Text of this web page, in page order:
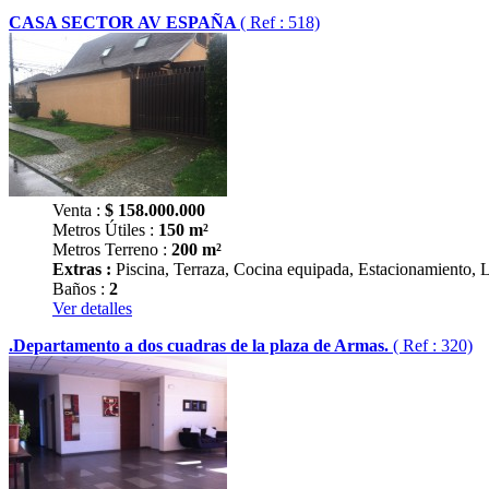
CASA SECTOR AV ESPAÑA ( Ref : 518)
Venta : $ 158.000.000
Metros Útiles : 150 m²
Metros Terreno : 200 m²
Extras : Piscina, Terraza, Cocina equipada, Estacionamiento,
Baños : 2
Ver detalles
.Departamento a dos cuadras de la plaza de Armas. ( Ref : 320)